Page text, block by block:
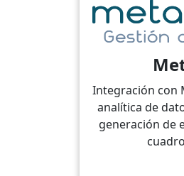
Integración con
analítica de
generación de